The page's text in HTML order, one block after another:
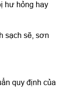
hư hỏng hay
sạch sẽ, sơn
quy định của